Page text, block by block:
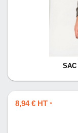
SAC
8,94 € HT *